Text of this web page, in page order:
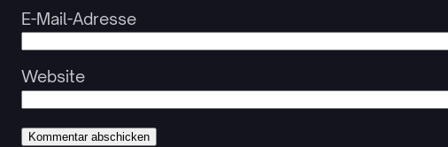
E-Mail-Adresse
Website